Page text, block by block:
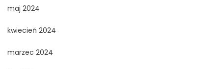
maj 2024
kwiecień 2024
marzec 2024